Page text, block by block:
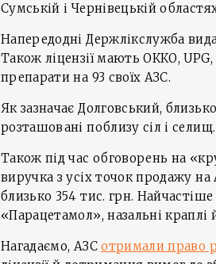
Сумській і Чернівецькій
Напередодні Держлікслужба
Також ліцензії мають ОККО,
препарати на 93 своїх АЗС.
Як зазначає Долговський,
розташовані поблизу сіл і селищ.
Також під час обговорень на
виручка з усіх точок продажу
близько 354 тис. грн.
«Парацетамол», назальні краплі
Нагадаємо, АЗСотримали право